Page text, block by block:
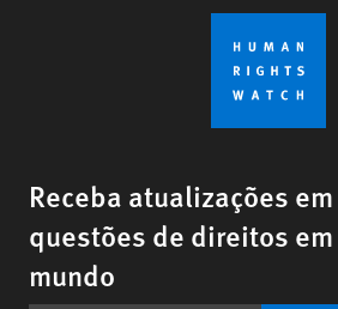
Receba atualizações
questões de direitos
mundo